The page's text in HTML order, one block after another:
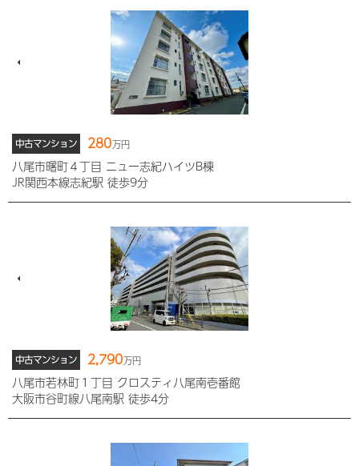
中古マンション 280万円
八尾市曙町４丁目 ニュー志紀ハイツB棟
JR関西本線志紀駅 徒歩9分
中古マンション 2,790万円
八尾市若林町１丁目 クロスティ八尾南壱番館
大阪市谷町線八尾南駅 徒歩4分